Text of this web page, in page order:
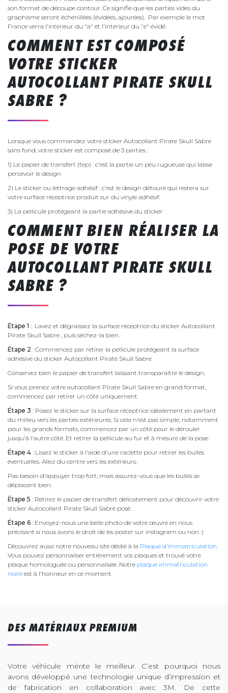
son format de découpe contour. Ce signifie que les parties vides du
graphisme seront échenillées (évidées, ajourées). Par exemple le mot
France verra l'interieur du "a" et l'intérieur du "e" évidé.
COMMENT EST COMPOSÉ
VOTRE STICKER
AUTOCOLLANT PIRATE SKULL
SABRE ?
Lorsque vous commandez votre sticker Autocollant Pirate Skull Sabre
sans fond, votre sticker est composé de 3 parties :
1) Le papier de transfert (tep) : c'est la partie un peu rugueuse qui laisse
percevoir le design
2) Le sticker ou lettrage adhésif : c'est le design détouré qui restera sur
votre surface réceptrice produit sur du vinyle adhésif.
3) La pellicule protégeant la partie adhésive du sticker
COMMENT BIEN RÉALISER LA
POSE DE VOTRE
AUTOCOLLANT PIRATE SKULL
SABRE ?
Étape 1 : Lavez et dégraissez la surface réceptrice du sticker Autocollant
Pirate Skull Sabre , puis séchez-la bien.
Étape 2 : Commencez par retirer la pellicule protégeant la surface
adhésive du sticker Autocollant Pirate Skull Sabre
Conservez bien le papier de transfert laissant transparaître le design.
Si vous prenez votre autocollant Pirate Skull Sabre en grand format,
commencez par retirer un côté uniquement.
Étape 3 : Posez le sticker sur la surface réceptrice idéalement en partant
du milieu vers les parties extérieures. Si cela n'est pas simple, notamment
pour les grands formats, commencez par un côté pour le dérouler
jusqu'à l'autre côté. Et retirer la pellicule au fur et à mesure de la pose.
Étape 4 : Lissez le sticker à l'aide d'une raclette pour retirer les bulles
éventuelles. Allez du centre vers les extérieurs.
Pas besoin d'appuyer trop fort, mais assurez-vous que les bulles se
déplacent bien.
Étape 5 : Retirez le papier de transfert délicatement pour découvrir votre
sticker Autocollant Pirate Skull Sabre posé.
Étape 6 : Envoyez-nous une belle photo de votre œuvre en nous
précisant si nous avons le droit de les poster sur instagram ou non :)
Découvrez aussi notre nouveau site dédié à la Plaque d'immatriculation.
Vous pouvez personnaliser entièrement vos plaques et trouvé votre
plaque homologuée ou personnalisée. Notre plaque immatriculation
noire est à l'honneur en ce moment.
DES MATÉRIAUX PREMIUM
Votre véhicule mérite le meilleur. C’est pourquoi nous
avons développé une technologie unique d’impression et
de fabrication en collaboration avec 3M. De cette